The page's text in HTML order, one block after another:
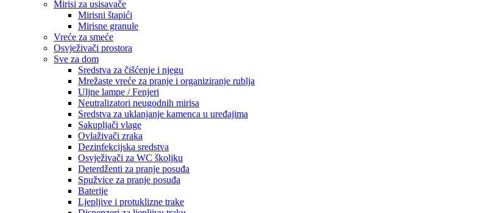
Mirisi za usisavače
Mirisni štapići
Mirisne granule
Vreće za smeće
Osvježivači prostora
Sve za dom
Sredstva za čišćenje i njegu
Mrežaste vreće za pranje i organiziranje rublja
Uljne lampe / Fenjeri
Neutralizatori neugodnih mirisa
Sredstva za uklanjanje kamenca u uređajima
Sakupljači vlage
Ovlaživači zraka
Dezinfekcijska sredstva
Osvježivači za WC školjku
Deterdženti za pranje posuđa
Spužvice za pranje posuđa
Baterije
Ljepljive i protuklizne trake